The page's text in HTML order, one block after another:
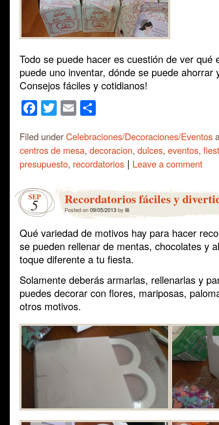
Todo se puede hacer es cuestión de ver qué
puede uno inventar, dónde se puede
Consejos fáciles y cotidianos!
Facebook
Twitter
Email
Filed under Celebraciones/Decoraciones/Eventos
centros de mesa, decoracion, dulces, eventos,
presupuesto, recordatorios | Leave a comment
SEP
5 Recordatorios fáciles y
Posted on09/05/2013by lili
Qué variedad de motivos hay para hacer
se pueden rellenar de mentas, chocolates y
toque diferente a tu fiesta.
Solamente deberás armarlas, rellenarlas y
puedes decorar con flores, mariposas,
otros motivos.